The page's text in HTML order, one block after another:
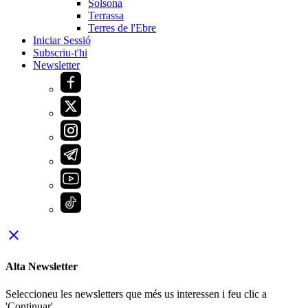
Solsona
Terrassa
Terres de l'Ebre
Iniciar Sessió
Subscriu-t'hi
Newsletter
close
Alta Newsletter
Seleccioneu les newsletters que més us interessen i feu clic a